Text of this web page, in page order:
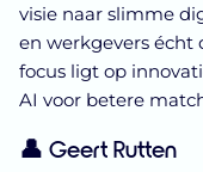
visie naar slimme
en werkgevers écht
focus ligt op
AI voor betere
👤 Geert Rutten